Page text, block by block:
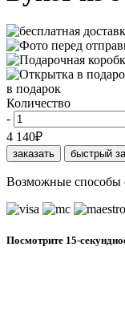
в подарок
Количество
-
4 140₽
заказать быстрый
Возможные способы
Посмотрите 15-